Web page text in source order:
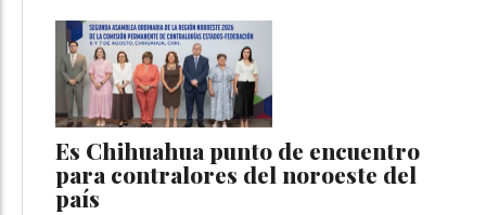
Es Chihuahua punto de encuentro
para contralores del noroeste del
país